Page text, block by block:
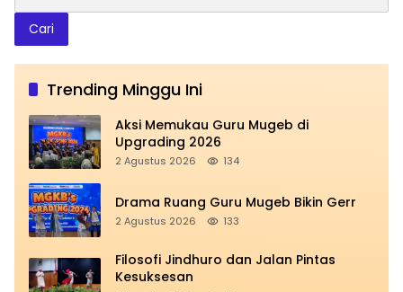
Cari
Trending Minggu Ini
Aksi Memukau Guru Mugeb di
Upgrading 2026
2 Agustus 2026 134
Drama Ruang Guru Mugeb Bikin Gerr
2 Agustus 2026 133
Filosofi Jindhuro dan Jalan Pintas
Kesuksesan